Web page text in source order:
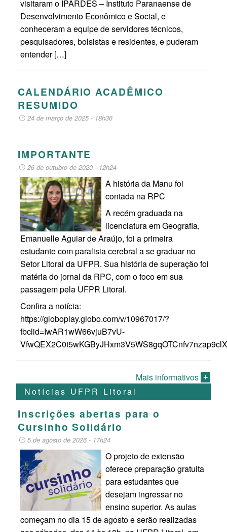
visitaram o IPARDES – Instituto Paranaense de
Desenvolvimento Econômico e Social, e
conheceram a equipe de servidores técnicos,
pesquisadores, bolsistas e residentes, e puderam
entender […]
CALENDÁRIO ACADÊMICO
RESUMIDO
24 de março de 2025 - 18h36
IMPORTANTE
26 de outubro de 2020 - 12h24
A história da Manu foi
contada na RPC
A recém graduada na
licenciatura em Geografia,
Emanuelle Aguiar de Araújo, foi a primeira
estudante com paralisia cerebral a se graduar no
Setor Litoral da UFPR. Sua história de superação foi
matéria do jornal da RPC, com o foco em sua
passagem pela UFPR Litoral.
Confira a notícia:
https://globoplay.globo.com/v/10967017/?
fbclid=IwAR1wW66vjuB7vU-
Mais informativos
Notícias UFPR Litoral
Inscrições abertas para o
Cursinho Solidário
5 de agosto de 2026 - 17h24
O projeto de extensão
oferece preparação gratuita
para estudantes que
desejam ingressar no
ensino superior. As aulas
começam no dia 15 de agosto e serão realizadas